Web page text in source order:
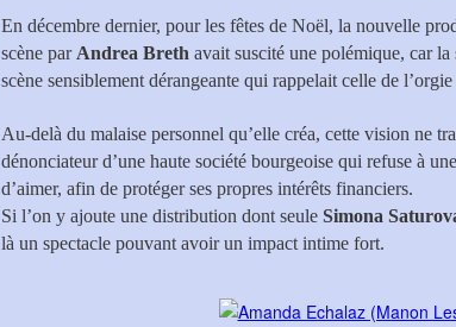
En décembre dernier, pour les fêtes de Noël, la nouvelle
scène par Andrea Breth avait suscité une polémique, car
scène sensiblement dérangeante qui rappelait celle de l’orgie
Au-delà du malaise personnel qu’elle créa, cette vision ne
dénonciateur d’une haute société bourgeoise qui refuse à
d’aimer, afin de protéger ses propres intérêts financiers.
Si l’on y ajoute une distribution dont seule Simona
là un spectacle pouvant avoir un impact intime fort.